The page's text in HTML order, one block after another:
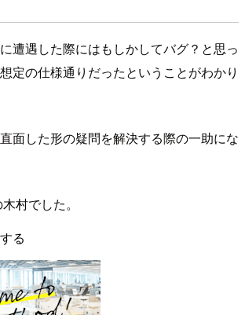
遭遇した際にはもしかしてバグ？と思っ
定の仕様通りだったということがわかり
面した形の疑問を解決する際の一助にな
村でした。
る